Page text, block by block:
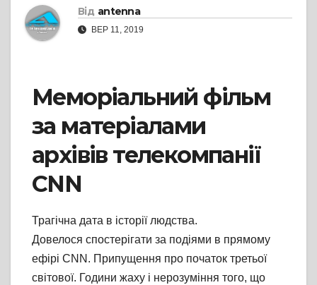
Від antenna
ВЕР 11, 2019
Меморіальний фільм
за матеріалами
архівів телекомпанії
CNN
Трагічна дата в історії людства.
Довелося спостерігати за подіями в прямому
ефірі CNN. Припущення про початок третьої
світової. Години жаху і нерозуміння того, що